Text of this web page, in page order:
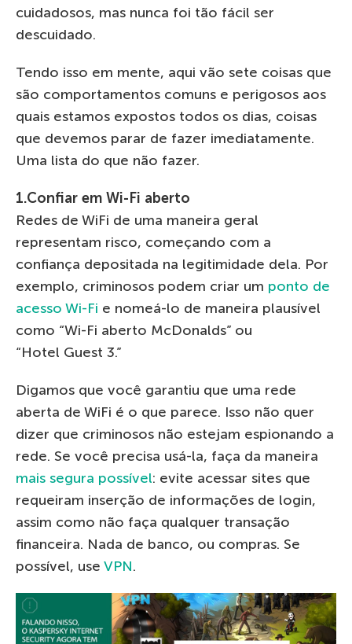
cuidadosos, mas nunca foi tão fácil ser
descuidado.
Tendo isso em mente, aqui vão sete coisas que
são comportamentos comuns e perigosos aos
quais estamos expostos todos os dias, coisas
que devemos parar de fazer imediatamente.
Uma lista do que não fazer.
1.Confiar em Wi-Fi aberto
Redes de WiFi de uma maneira geral
representam risco, começando com a
confiança depositada na legitimidade dela. Por
exemplo, criminosos podem criar um ponto de
acesso Wi-Fi e nomeá-lo de maneira plausível
como “Wi-Fi aberto McDonalds” ou
“Hotel Guest 3.”
Digamos que você garantiu que uma rede
aberta de WiFi é o que parece. Isso não quer
dizer que criminosos não estejam espionando a
rede. Se você precisa usá-la, faça da maneira
mais segura possível: evite acessar sites que
requeiram inserção de informações de login,
assim como não faça qualquer transação
financeira. Nada de banco, ou compras. Se
possível, use VPN.